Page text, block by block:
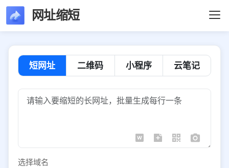
网址缩短
短网址 二维码 小程序 云笔记
选择域名